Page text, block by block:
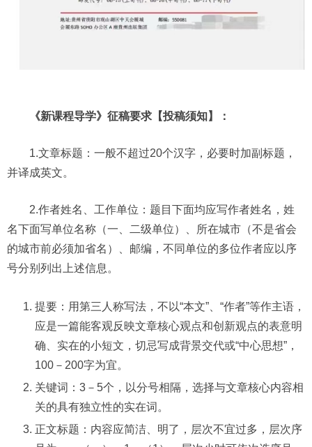
《新课程导学》征稿要求【投稿须知】：
1.文章标题：一般不超过20个汉字，必要时加副标题，
并译成英文。
2.作者姓名、工作单位：题目下面均应写作者姓名，姓
名下面写单位名称（一、二级单位）、所在城市（不是省会
的城市前必须加省名）、邮编，不同单位的多位作者应以序
号分别列出上述信息。
提要：用第三人称写法，不以“本文”、“作者”等作主语，
应是一篇能客观反映文章核心观点和创新观点的表意明
确、实在的小短文，切忌写成背景交代或“中心思想”，
100－200字为宜。
关键词：3－5个，以分号相隔，选择与文章核心内容相
关的具有独立性的实在词。
正文标题：内容应简洁、明了，层次不宜过多，层次序